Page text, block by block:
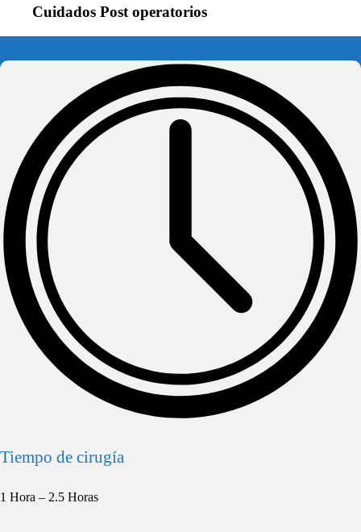
Cuidados Post operatorios
Tiempo de cirugía
1 Hora – 2.5 Horas